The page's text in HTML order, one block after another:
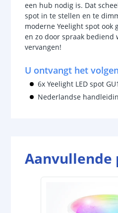
een hub nodig is. Dat
spot in te stellen en te
moderne Yeelight spot ook
en zo door spraak
vervangen!
U ontvangt het
6x Yeelight LED spot
Nederlandse
Aanvullende